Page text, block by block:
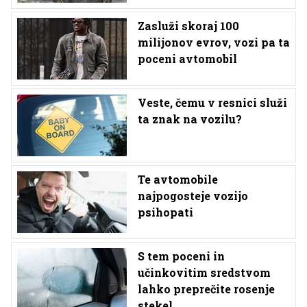
Zasluži skoraj 100
milijonov evrov, vozi pa ta
poceni avtomobil
Veste, čemu v resnici služi
ta znak na vozilu?
Te avtomobile
najpogosteje vozijo
psihopati
S tem poceni in
učinkovitim sredstvom
lahko preprečite rosenje